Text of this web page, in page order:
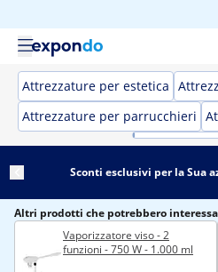
Attrezzature per estetica
Attrezzature per parrucchieri
Sconti esclusivi per la Sua
Altri prodotti che potrebbero
Vaporizzatore viso - 2
funzioni - 750 W - 1.000 ml